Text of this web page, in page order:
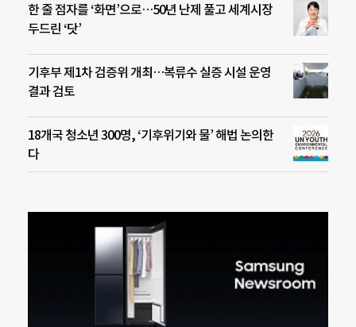
한 줄 점자를 ‘화면’으로…50년 난제 풀고 세계시장
두드린 ‘닷’
기후부 제1차 검증위 개최…복류수 실증 시설 운영
결과 검토
18개국 청소년 300명, ‘기후위기와 물’ 해법 논의한
다